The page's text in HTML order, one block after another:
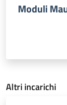
Moduli
Altri incarichi